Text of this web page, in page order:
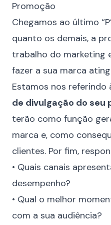
Promoção
Chegamos ao último
quanto os demais, a
trabalho do marketing
fazer a sua marca
Estamos nos referindo
de divulgação do seu
terão como função
marca e, como
clientes. Por fim,
• Quais canais
desempenho?
• Qual o melhor
com a sua audiência?